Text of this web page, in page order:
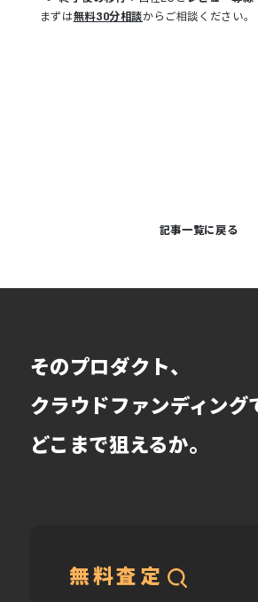
まずは無料30分相談からご相談ください。
記事一覧に戻る
そのプロダクト、
クラウドファンディング
どこまで狙えるか。
無料査定